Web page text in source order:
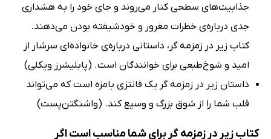
جذابیت‌های سطحی کنار می‌روند و جای خود را به هشداری
جدی درباره‌ی خطرات مغرور و خودشیفته بودن می‌دهند.
کتاب زیر در زمزمه گر، داستانی درباره‌ی خانواده‌ای سرشار از
امید و شوخ‌طبعی برای خوانندگان است. (پابلیشرز ویکلی)
داستان زیر در زمزمه گر یک فانتزی بامزه است که می‌تواند
قلب شما را از شوق بزرگ و وسیع کند. (واشنگتن‌پست)
کتاب زیر در زمزمه گر برای شما مناسب است اگر